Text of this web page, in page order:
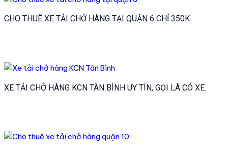
CHO THUÊ XE TẢI CHỞ HÀNG TẠI QUẬN 6 CHỈ 350K
XE TẢI CHỞ HÀNG KCN TÂN BÌNH UY TÍN, GỌI LÀ CÓ XE.